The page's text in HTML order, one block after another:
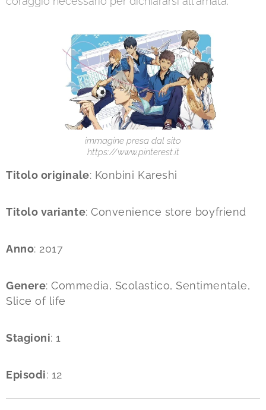
immagine presa dal sito
https://www.pinterest.it
Titolo originale: Konbini Kareshi
Titolo variante: Convenience store boyfriend
Anno: 2017
Genere: Commedia, Scolastico, Sentimentale,
Slice of life
Stagioni: 1
Episodi: 12